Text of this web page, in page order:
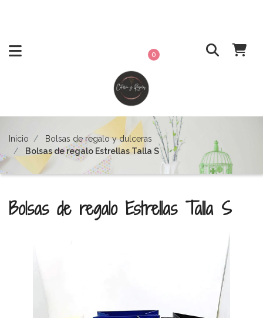
0
Inicio
Bolsas de regalo y dulceras
Bolsas de regalo Estrellas Talla S
Bolsas de regalo Estrellas Talla S